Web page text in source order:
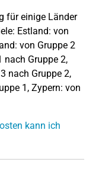
für einige Länder
Estland: von
von Gruppe 2
nach Gruppe 2,
nach Gruppe 2,
1, Zypern: von
kann ich